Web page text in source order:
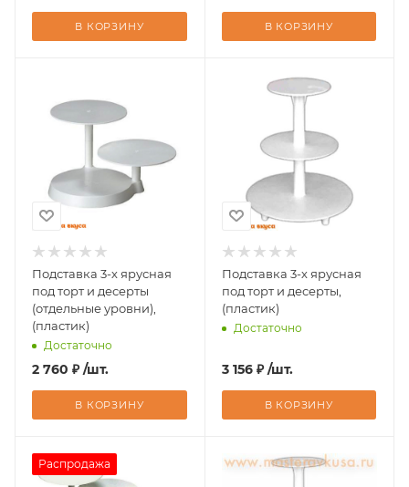
В КОРЗИНУ В КОРЗИНУ
Подставка 3-х ярусная
под торт и десерты
(отдельные уровни),
(пластик)
Достаточно
2 760 ₽ /шт.
В КОРЗИНУ
Подставка 3-х ярусная
под торт и десерты,
(пластик)
Достаточно
3 156 ₽ /шт.
В КОРЗИНУ
Распродажа